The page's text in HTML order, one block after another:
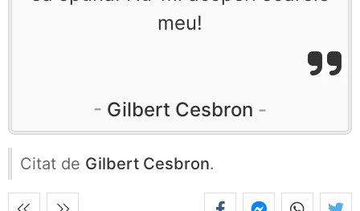
meu!
Gilbert Cesbron
Citat de Gilbert Cesbron.